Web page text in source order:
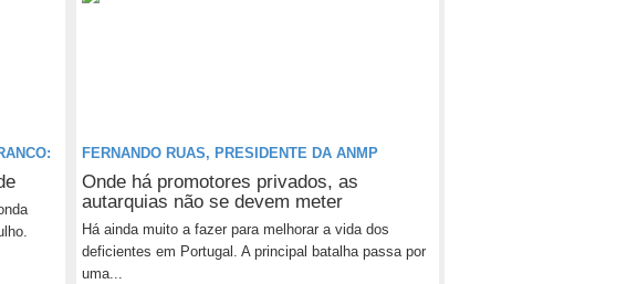
FERNANDO RUAS, PRESIDENTE DA ANMP
Onde há promotores privados, as
autarquias não se devem meter
Há ainda muito a fazer para melhorar a vida dos
deficientes em Portugal. A principal batalha passa por
uma...